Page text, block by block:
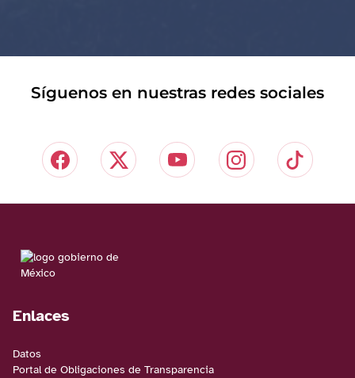
Síguenos en nuestras redes sociales
Enlaces
Datos
Portal de Obligaciones de Transparencia